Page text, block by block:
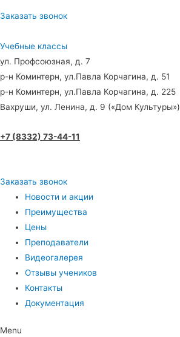
Заказать звонок
Учебные классы
ул. Профсоюзная, д. 7
р-н Коминтерн, ул.Павла Корчагина, д. 51
р-н Коминтерн, ул.Павла Корчагина, д. 225
Вахруши, ул. Ленина, д. 9 («Дом Культуры»)
+7 (8332) 73-44-11
Заказать звонок
Новости и акции
Преимущества
Цены
Преподаватели
Видеогалерея
Отзывы учеников
Контакты
Документация
Menu